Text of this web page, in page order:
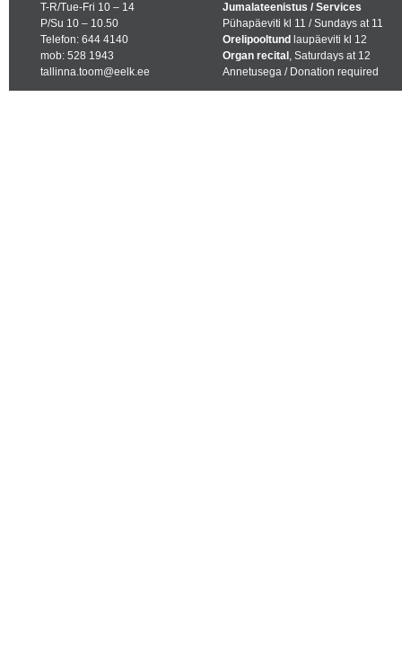
T-R/Tue-Fri 10 – 14
P/Su 10 – 10.50
Telefon: 644 4140
mob: 528 1943
tallinna.toom@eelk.ee
Jumalateenistus / Services
Pühapäeviti kl 11 / Sundays at 11
Orelipooltund laupäeviti kl 12
Organ recital , Saturdays at 12
Annetusega / Donation required